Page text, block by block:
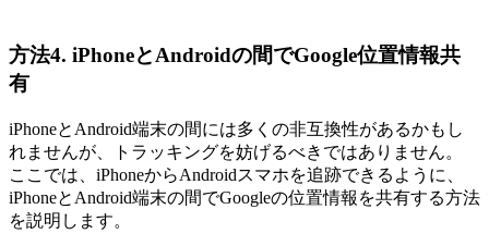
方法4. iPhoneとAndroidの間でGoogle位置情報共
有
iPhoneとAndroid端末の間には多くの非互換性があるかもし
れませんが、トラッキングを妨げるべきではありません。
ここでは、iPhoneからAndroidスマホを追跡できるように、
iPhoneとAndroid端末の間でGoogleの位置情報を共有する方法
を説明します。